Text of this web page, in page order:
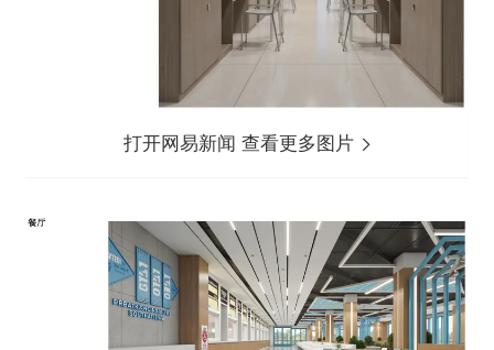
打开网易新闻 查看更多图片